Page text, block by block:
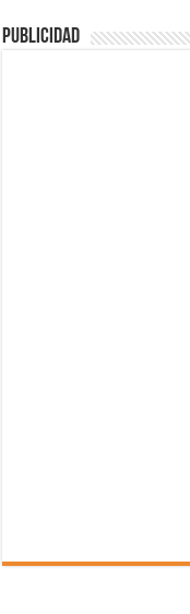
Publicidad